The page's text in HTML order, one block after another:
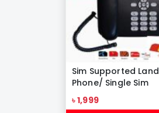
Sim Supported Land
Phone/ Single Sim
৳ 1,999